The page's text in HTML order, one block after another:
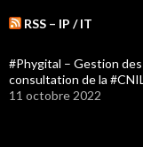
RSS – IP / IT
#Phygital – Gestion
consultation de la
11 octobre 2022